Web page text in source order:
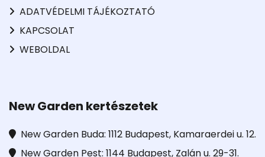
ADATVÉDELMI TÁJÉKOZTATÓ
KAPCSOLAT
WEBOLDAL
New Garden kertészetek
New Garden Buda: 1112 Budapest, Kamaraerdei u. 12.
New Garden Pest: 1144 Budapest, Zalán u. 29-31.